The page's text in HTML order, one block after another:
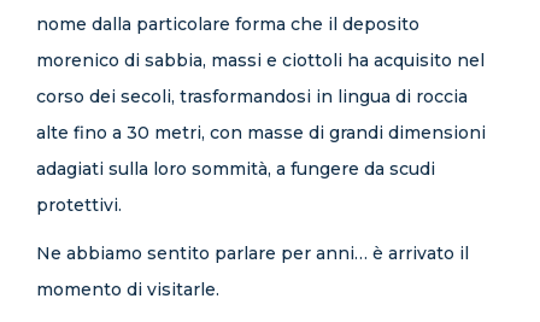
nome dalla particolare forma che il deposito
morenico di sabbia, massi e ciottoli ha acquisito nel
corso dei secoli, trasformandosi in lingua di roccia
alte fino a 30 metri, con masse di grandi dimensioni
adagiati sulla loro sommità, a fungere da scudi
protettivi.
Ne abbiamo sentito parlare per anni… è arrivato il
momento di visitarle.